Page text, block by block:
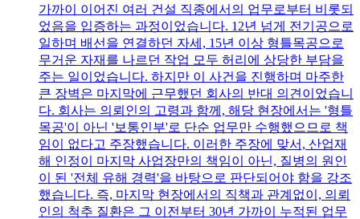
가까이 이어진 여러 건설 직종에서의 업무로부터 비롯되
었음을 입증하는 과정이었습니다. 12년 넘게 전기공으로
일하며 배선을 연결하던 자세, 15년 이상 형틀목공으로
무거운 자재를 나르던 작업 모두 허리에 상당한 부담을
주는 일이었습니다. 하지만 이 사건을 진행하며 마주한
큰 장벽은 마지막에 근무했던 회사의 반대 의견이었습니
다. 회사는 의뢰인의 고령과 함께, 해당 현장에서는 '형틀
목공'이 아닌 '보통인부'로 단순 업무만 수행했으므로 책
임이 없다고 주장했습니다. 이러한 주장에 맞서, 산업재
해 인정이 마지막 사업장만의 책임이 아닌, 질병의 원인
이 된 '전체 유해 경력'을 바탕으로 판단되어야 함을 강조
했습니다. 즉, 마지막 현장에서의 직책과 관계없이, 의뢰
인의 척추 질환은 그 이전부터 30년 가까이 누적된 업무